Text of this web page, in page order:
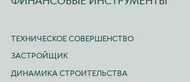
ТЕХНИЧЕСКОЕ СОВЕРШЕНСТВО
ЗАСТРОЙЩИК
ДИНАМИКА СТРОИТЕЛЬСТВА